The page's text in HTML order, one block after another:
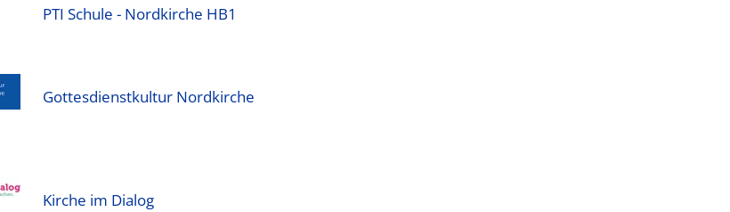
PTI Schule - Nordkirche HB1
Gottesdienstkultur Nordkirche
Kirche im Dialog